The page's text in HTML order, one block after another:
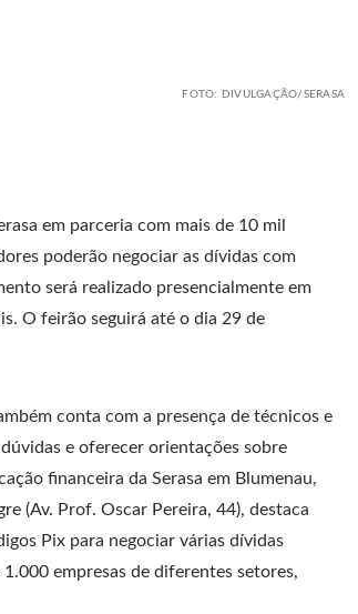
FOTO: DIVULGAÇÃO/SERASA
em parceria com mais de 10 mil
poderão negociar as dívidas com
será realizado presencialmente em
O feirão seguirá até o dia 29 de
conta com a presença de técnicos e
e oferecer orientações sobre
financeira da Serasa em Blumenau,
(Av. Prof. Oscar Pereira, 44), destaca
Pix para negociar várias dívidas
empresas de diferentes setores,